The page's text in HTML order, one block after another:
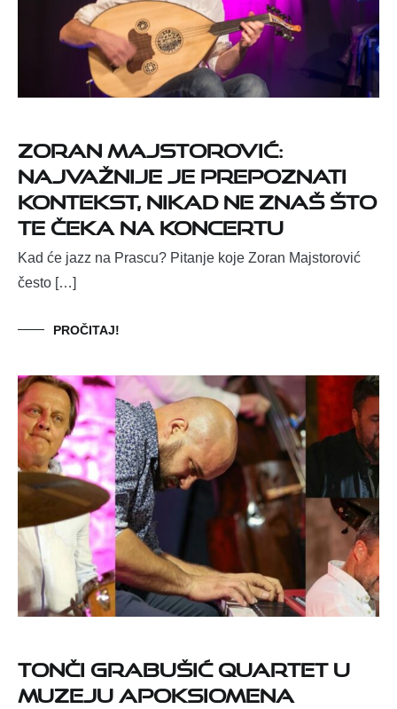
Zoran Majstorović:
Najvažnije je prepoznati
kontekst, nikad ne znaš što
te čeka na koncertu
Kad će jazz na Prascu? Pitanje koje Zoran Majstorović
često […]
PROČITAJ!
Tonči Grabušić Quartet u
Muzeju Apoksiomena